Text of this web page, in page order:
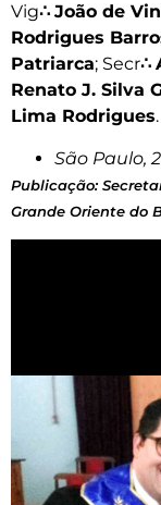
Vig∴ João de
Rodrigues
Patriarca; Secr∴
Renato J. Silva
Lima Rodrigues.
São Paulo,
Publicação:
Grande Oriente do